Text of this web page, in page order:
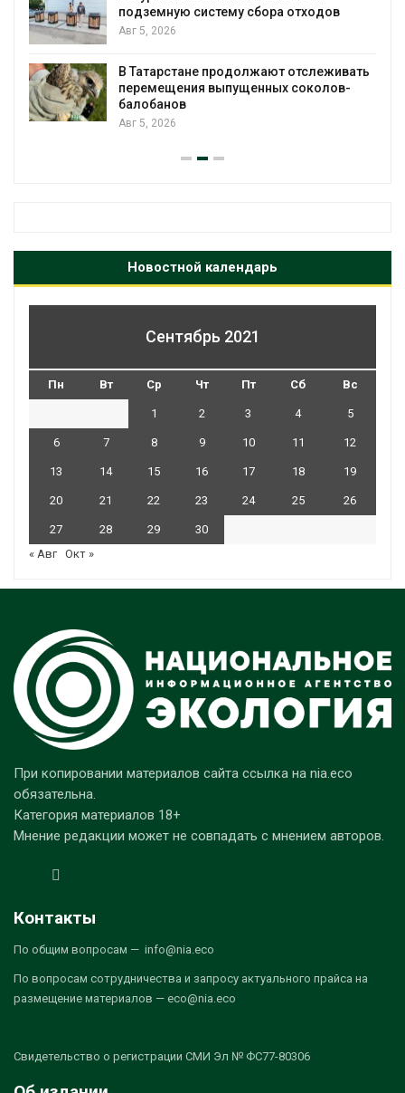
подземную систему сбора отходов
Авг 5, 2026
В Татарстане продолжают отслеживать
перемещения выпущенных соколов-
балобанов
Авг 5, 2026
Новостной календарь
Сентябрь 2021
Пн Вт Ср Чт Пт Сб Вс
1 2 3 4 5
6 7 8 9 10 11 12
13 14 15 16 17 18 19
20 21 22 23 24 25 26
27 28 29
30
« Авг Окт »
При копировании материалов сайта ссылка на nia.eco
обязательна.
Категория материалов 18+
Мнение редакции может не совпадать с мнением авторов.
Контакты
По общим вопросам — info@nia.eco
По вопросам сотрудничества и запросу актуального прайса на
размещение материалов — eco@nia.eco
Свидетельство о регистрации СМИ Эл № ФС77-80306